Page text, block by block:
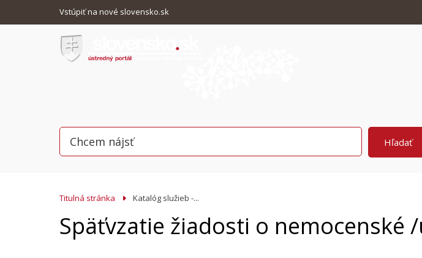
Vstúpiť na nové slovensko.sk
Titulná stránka Katalóg služieb -...
Späťvzatie žiadosti o nemocenské